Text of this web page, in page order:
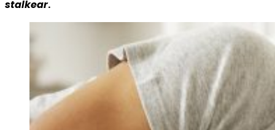
stalkear.